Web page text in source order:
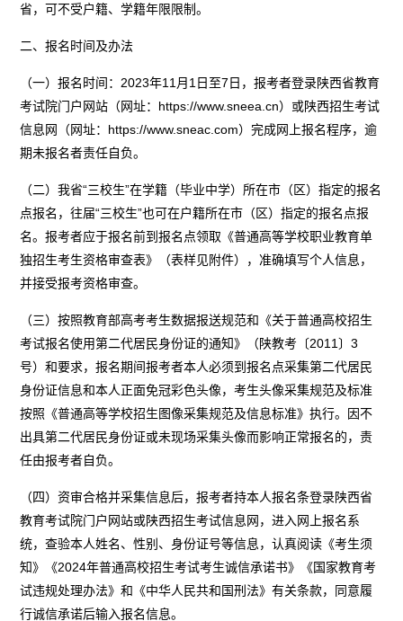
省，可不受户籍、学籍年限限制。
二、报名时间及办法
（一）报名时间：2023年11月1日至7日，报考者登录陕西省教育
考试院门户网站（网址：https://www.sneea.cn）或陕西招生考试
信息网（网址：https://www.sneac.com）完成网上报名程序，逾
期未报名者责任自负。
（二）我省“三校生”在学籍（毕业中学）所在市（区）指定的报名
点报名，往届“三校生”也可在户籍所在市（区）指定的报名点报
名。报考者应于报名前到报名点领取《普通高等学校职业教育单
独招生考生资格审查表》（表样见附件），准确填写个人信息，
并接受报考资格审查。
（三）按照教育部高考考生数据报送规范和《关于普通高校招生
考试报名使用第二代居民身份证的通知》（陕教考〔2011〕3
号）和要求，报名期间报考者本人必须到报名点采集第二代居民
身份证信息和本人正面免冠彩色头像，考生头像采集规范及标准
按照《普通高等学校招生图像采集规范及信息标准》执行。因不
出具第二代居民身份证或未现场采集头像而影响正常报名的，责
任由报考者自负。
（四）资审合格并采集信息后，报考者持本人报名条登录陕西省
教育考试院门户网站或陕西招生考试信息网，进入网上报名系
统，查验本人姓名、性别、身份证号等信息，认真阅读《考生须
知》《2024年普通高校招生考试考生诚信承诺书》《国家教育考
试违规处理办法》和《中华人民共和国刑法》有关条款，同意履
行诚信承诺后输入报名信息。